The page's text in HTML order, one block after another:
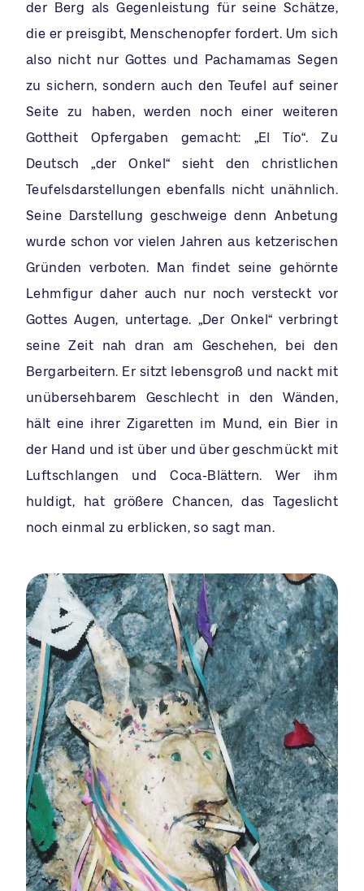
der Berg als Gegenleistung für seine Schätze,
die er preisgibt, Menschenopfer fordert. Um sich
also nicht nur Gottes und Pachamamas Segen
zu sichern, sondern auch den Teufel auf seiner
Seite zu haben, werden noch einer weiteren
Gottheit Opfergaben gemacht: „El Tío“. Zu
Deutsch „der Onkel“ sieht den christlichen
Teufelsdarstellungen ebenfalls nicht unähnlich.
Seine Darstellung geschweige denn Anbetung
wurde schon vor vielen Jahren aus ketzerischen
Gründen verboten. Man findet seine gehörnte
Lehmfigur daher auch nur noch versteckt vor
Gottes Augen, untertage. „Der Onkel“ verbringt
seine Zeit nah dran am Geschehen, bei den
Bergarbeitern. Er sitzt lebensgroß und nackt mit
unübersehbarem Geschlecht in den Wänden,
hält eine ihrer Zigaretten im Mund, ein Bier in
der Hand und ist über und über geschmückt mit
Luftschlangen und Coca-Blättern. Wer ihm
huldigt, hat größere Chancen, das Tageslicht
noch einmal zu erblicken, so sagt man.